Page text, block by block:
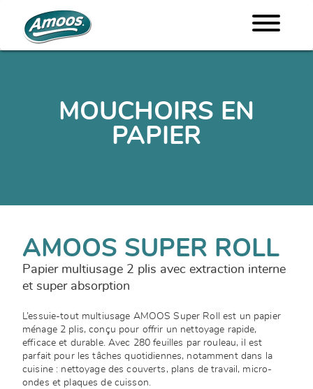
MOUCHOIRS EN
PAPIER
AMOOS SUPER ROLL
Papier multiusage 2 plis avec extraction interne
et super absorption
L’essuie-tout multiusage AMOOS Super Roll est un papier
ménage 2 plis, conçu pour offrir un nettoyage rapide,
efficace et durable. Avec 280 feuilles par rouleau, il est
parfait pour les tâches quotidiennes, notamment dans la
cuisine : nettoyage des couverts, plans de travail, micro-
ondes et plaques de cuisson.